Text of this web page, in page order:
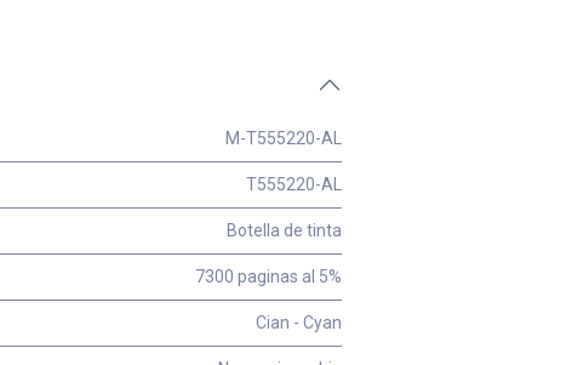
M-T555220-AL
T555220-AL
Botella de tinta
7300 paginas al 5%
Cian - Cyan